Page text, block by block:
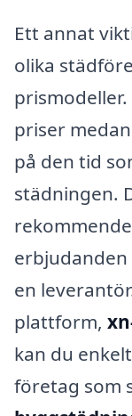
Ett annat
olika
priser
på den tid
städningen.
en
plattform,
kan du
företag som